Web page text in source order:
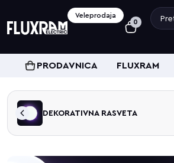
Veleprodaja
0
PRODAVNICA FLUXRAM
DEKORATIVNA RASVETA